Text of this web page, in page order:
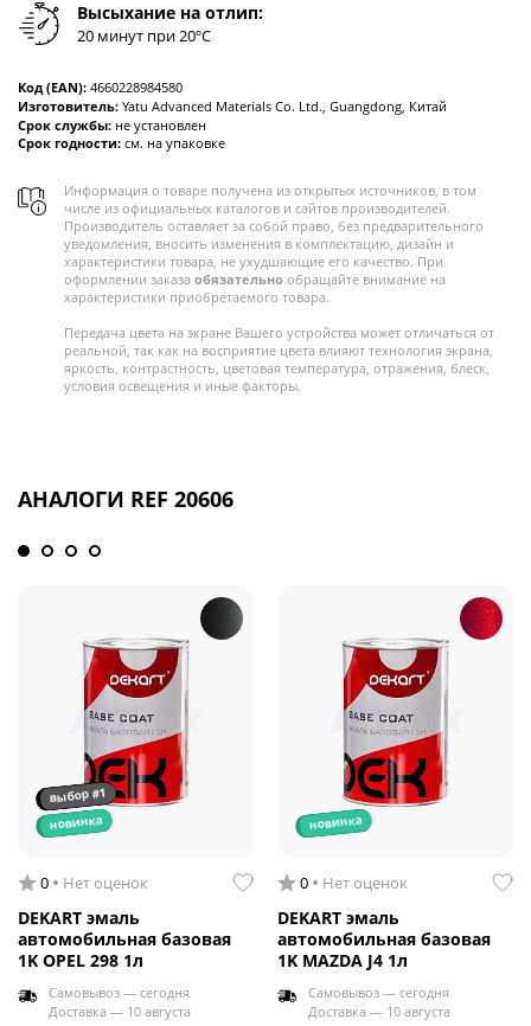
Высыхание на отлип:
20 минут при 20ºC
Код (EAN): 4660228984580
Изготовитель: Yatu Advanced Materials Co. Ltd., Guangdong, Китай
Срок службы: не установлен
Срок годности: см. на упаковке
Информация о товаре получена из открытых источников, в том
числе из официальных каталогов и сайтов производителей.
Производитель оставляет за собой право, без предварительного
уведомления, вносить изменения в комплектацию, дизайн и
характеристики товара, не ухудшающие его качество. При
оформлении заказа обязательно обращайте внимание на
характеристики приобретаемого товара.
Передача цвета на экране Вашего устройства может отличаться от
реальной, так как на восприятие цвета влияют технология экрана,
яркость, контрастность, цветовая температура, отражения, блеск,
условия освещения и иные факторы.
АНАЛОГИ REF 20606
выбор #1
новинка
0 Нет оценок
DEKART эмаль
автомобильная базовая
1K OPEL 298 1л
Самовывоз — сегодня
Доставка — 10 августа
новинка
0 Нет оценок
DEKART эмаль
автомобильная базовая
1K MAZDA J4 1л
Самовывоз — сегодня
Доставка — 10 августа